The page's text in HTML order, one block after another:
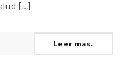
[…]
Leer mas.